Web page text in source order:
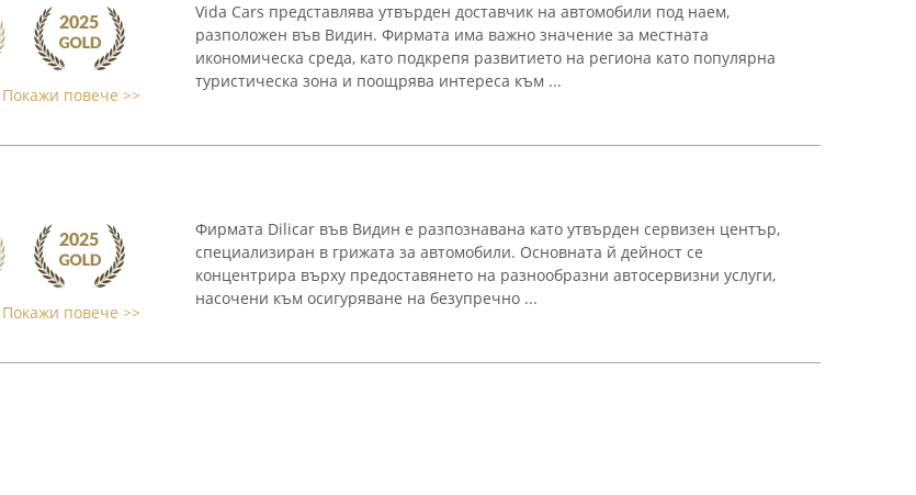
Покажи повече >>
Vida Cars представлява утвърден доставчик на автомобили под наем,
разположен във Видин. Фирмата има важно значение за местната
икономическа среда, като подкрепя развитието на региона като популярна
туристическа зона и поощрява интереса към ...
Покажи повече >>
Фирмата Dilicar във Видин е разпознавана като утвърден сервизен център,
специализиран в грижата за автомобили. Основната й дейност се
концентрира върху предоставянето на разнообразни автосервизни услуги,
насочени към осигуряване на безупречно ...